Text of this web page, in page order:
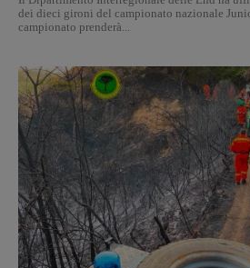
dei dieci gironi del campionato nazionale
campionato prenderà...